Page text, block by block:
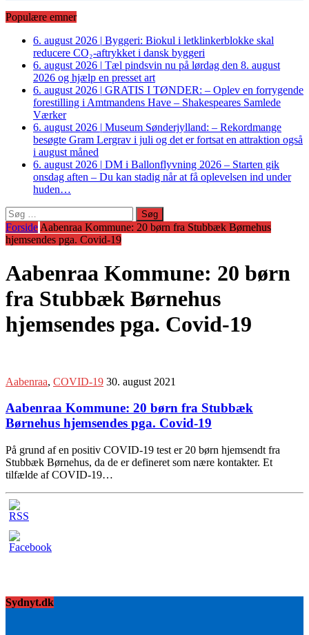
Populære emner
6. august 2026 | Byggeri: Biokul i letklinkerblokke skal
reducere CO₂-aftrykket i dansk byggeri
6. august 2026 | Tæl pindsvin nu på lørdag den 8. august
2026 og hjælp en presset art
6. august 2026 | GRATIS I TØNDER: – Oplev en forrygende
forestilling i Amtmandens Have – Shakespeares Samlede
Værker
6. august 2026 | Museum Sønderjylland: – Rekordmange
besøgte Gram Lergrav i juli og det er fortsat en attraktion også
i august måned
6. august 2026 | DM i Ballonflyvning 2026 – Starten gik
onsdag aften – Du kan stadig når at få oplevelsen ind under
huden…
Søg
efter:
Forside Aabenraa Kommune: 20 børn fra Stubbæk Børnehus
hjemsendes pga. Covid-19
Aabenraa Kommune: 20 børn
fra Stubbæk Børnehus
hjemsendes pga. Covid-19
Aabenraa, COVID-19 30. august 2021
Aabenraa Kommune: 20 børn fra Stubbæk
Børnehus hjemsendes pga. Covid-19
På grund af en positiv COVID-19 test er 20 børn hjemsendt fra
Stubbæk Børnehus, da de er defineret som nære kontakter. Et
tilfælde af COVID-19…
Sydnyt.dk